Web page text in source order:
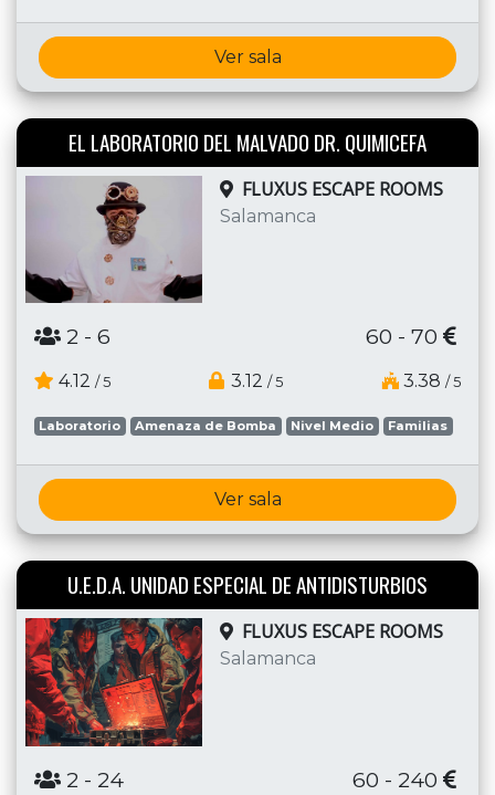
Ver sala
EL LABORATORIO DEL MALVADO DR. QUIMICEFA
FLUXUS ESCAPE ROOMS
Salamanca
2 - 6 60 - 70
4.12 / 5 3.12 / 5 3.38 / 5
Laboratorio Amenaza de Bomba Nivel Medio Familias
Ver sala
U.E.D.A. UNIDAD ESPECIAL DE ANTIDISTURBIOS
FLUXUS ESCAPE ROOMS
Salamanca
2 - 24 60 - 240